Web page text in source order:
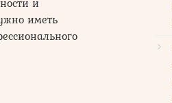
иметь